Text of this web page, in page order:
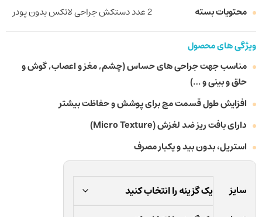
محتویات بسته
2 عدد دستکش جراحی لاتکس بدون پودر
ویژگی های محصول
مناسب جهت جراحی های حساس (چشم, مغز و اعصاب, گوش و
حلق و بینی و …)
افزایش طول قسمت مچ برای پوشش و حفاظت بیشتر
دارای بافت ریز ضد لغزش (Micro Texture)
استریل، بدون بید و یکبار مصرف
سایز